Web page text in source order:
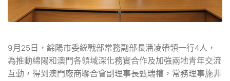
9月25日，綿陽市委統戰部常務副部長潘凌帶領一行4人，
為推動綿陽和澳門各領域深化務實合作及加強兩地青年交流
互動，得到澳門廠商聯合會副理事長甄瑞權，常務理事施非